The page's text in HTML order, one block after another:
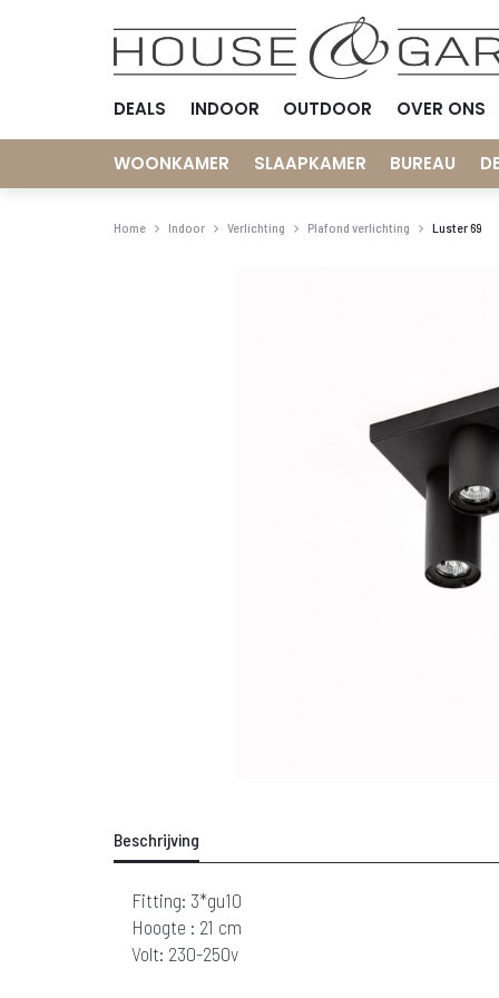
DEALS INDOOR OUTDOOR OVER ONS
WOONKAMER SLAAPKAMER BUREAU
Home Indoor Verlichting Plafond verlichting Luster 69
Beschrijving
Fitting: 3*gu10
Hoogte : 21 cm
Volt: 230-250v